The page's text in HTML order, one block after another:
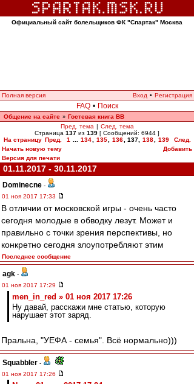
Официальный сайт болельщиков ФК "Спартак" Москва
Полная версия Вход • Регистрация
FAQ • Поиск
Общение на сайте » Гостевая книга ВВ
Пред. тема | След. тема
Страница 137 из 139 [ Сообщений: 6944 ]
На страницу Пред. 1 134 135 136 137, 138 139
След.
Начать новую тему
Добавить
Версия для печати
01.11.2017 - 30.11.2017
Dominecne -
01 ноя 2017 17:33
В отличии от московской игры - очень часто
сегодня молодые в обводку лезут. Может и
правильно с точки зрения перспективы, но
конкретно сегодня злоупотребляют этим
Последнее сообщение
agk -
01 ноя 2017 17:29
men_in_red » 01 ноя 2017 17:26
Ну давай, расскажи мне статью, которую
нарушает этот заряд.
Пральна, "УЕФА - семья". Всё нормально)))
Squabbler -
01 ноя 2017 17:26